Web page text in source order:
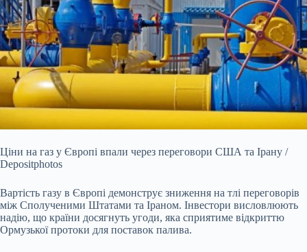
Ціни на газ у Європі впали через переговори США та Ірану /
Depositphotos
Вартість газу в Європі демонструє зниження на тлі переговорів
між Сполученими Штатами та Іраном. Інвестори висловлюють
надію, що країни досягнуть угоди, яка сприятиме відкриттю
Ормузької протоки для поставок палива.